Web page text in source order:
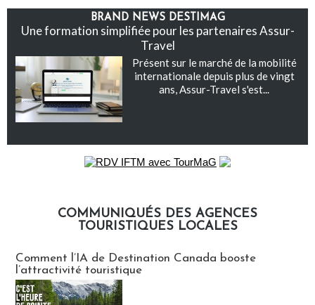
BRAND NEWS DESTIMAG
Une formation simplifiée pour les partenaires Assur-
Travel
Présent sur le marché de la mobilité
internationale depuis plus de vingt
ans, Assur-Travel s'est...
COMMUNIQUÉS DES AGENCES
TOURISTIQUES LOCALES
Comment l’IA de Destination Canada booste
l’attractivité touristique